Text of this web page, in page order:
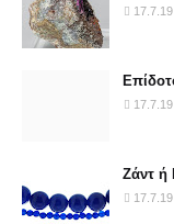
17.7.19
17.7.19
Ζάντ ή
17.7.19